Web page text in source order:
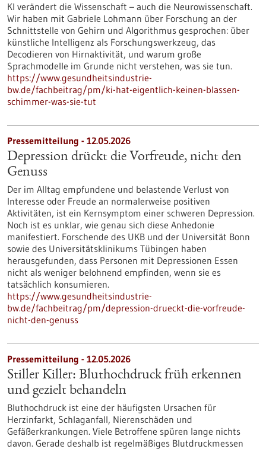
KI verändert die Wissenschaft – auch die Neurowissenschaft.
Wir haben mit Gabriele Lohmann über Forschung an der
Schnittstelle von Gehirn und Algorithmus gesprochen: über
künstliche Intelligenz als Forschungswerkzeug, das
Decodieren von Hirnaktivität, und warum große
Sprachmodelle im Grunde nicht verstehen, was sie tun.
https://www.gesundheitsindustrie-
bw.de/fachbeitrag/pm/ki-hat-eigentlich-keinen-blassen-
schimmer-was-sie-tut
Pressemitteilung - 12.05.2026
Depression drückt die Vorfreude, nicht den
Genuss
Der im Alltag empfundene und belastende Verlust von
Interesse oder Freude an normalerweise positiven
Aktivitäten, ist ein Kernsymptom einer schweren Depression.
Noch ist es unklar, wie genau sich diese Anhedonie
manifestiert. Forschende des UKB und der Universität Bonn
sowie des Universitätsklinikums Tübingen haben
herausgefunden, dass Personen mit Depressionen Essen
nicht als weniger belohnend empfinden, wenn sie es
tatsächlich konsumieren.
https://www.gesundheitsindustrie-
bw.de/fachbeitrag/pm/depression-drueckt-die-vorfreude-
nicht-den-genuss
Pressemitteilung - 12.05.2026
Stiller Killer: Bluthochdruck früh erkennen
und gezielt behandeln
Bluthochdruck ist eine der häufigsten Ursachen für
Herzinfarkt, Schlaganfall, Nierenschäden und
Gefäßerkrankungen. Viele Betroffene spüren lange nichts
davon. Gerade deshalb ist regelmäßiges Blutdruckmessen